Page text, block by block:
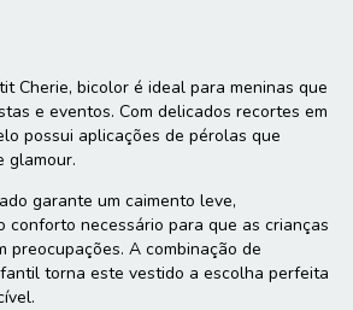
Cherie, bicolor é ideal para meninas que
e eventos. Com delicados recortes em
possui aplicações de pérolas que
glamour.
garante um caimento leve,
conforto necessário para que as crianças
preocupações. A combinação de
torna este vestido a escolha perfeita